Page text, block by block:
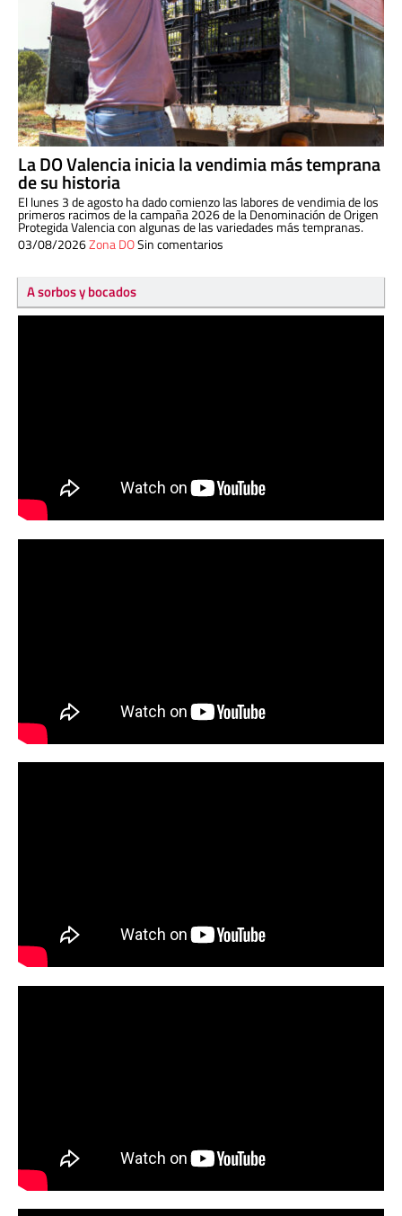
La DO Valencia inicia la vendimia más temprana
de su historia
El lunes 3 de agosto ha dado comienzo las labores de vendimia de los
primeros racimos de la campaña 2026 de la Denominación de Origen
Protegida Valencia con algunas de las variedades más tempranas.
03/08/2026Zona DOSin comentarios
A sorbos y bocados